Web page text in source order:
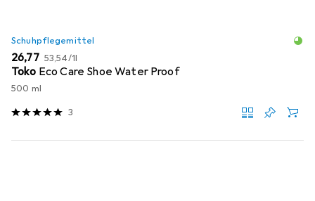
Schuhpflegemittel
EUR
26,77 EUR
53,54/1l
Toko Eco Care Shoe Water Proof
500 ml
3